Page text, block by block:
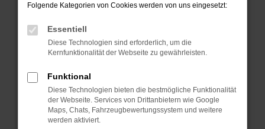
Prüfe deine Browsererweiterungen.
Manche Erweiterungen, wie Werbeblocker,
können das Laden bestimmter Seiten
verhindern. Funktioniert die Seite in einem
Fenster?
Starte dein Gerät neu.
Das kann manchmal helfen, vorübergehende
Probleme zu beheben.
Folgende Kategorien von Cookies werden von uns eingesetzt:
Essentiell
Diese Technologien sind erforderlich, um die
Kernfunktionalität der Webseite zu gewährleisten.
Funktional
Diese Technologien bieten die bestmögliche Funktionalität
der Webseite. Services von Drittanbietern wie Google
Maps, Chats, Fahrzeugbewertungssystem und weitere
werden aktiviert.